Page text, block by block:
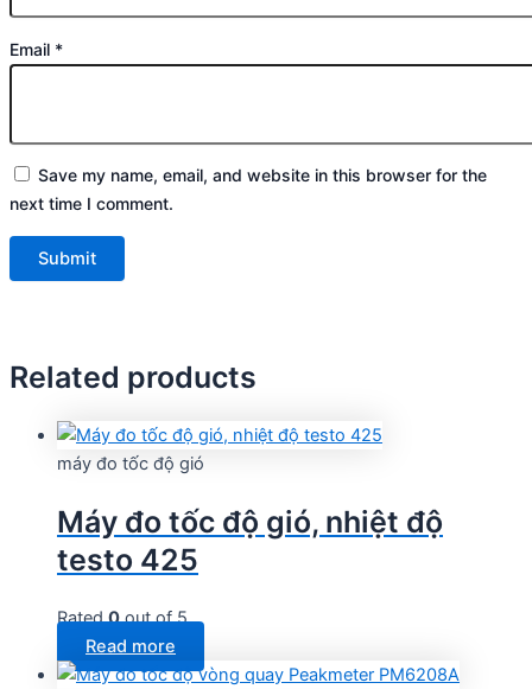
Email *
Save my name, email, and website in this browser for the
next time I comment.
Related products
máy đo tốc độ gió
Máy đo tốc độ gió, nhiệt độ
testo 425
Rated0out of 5
Read more